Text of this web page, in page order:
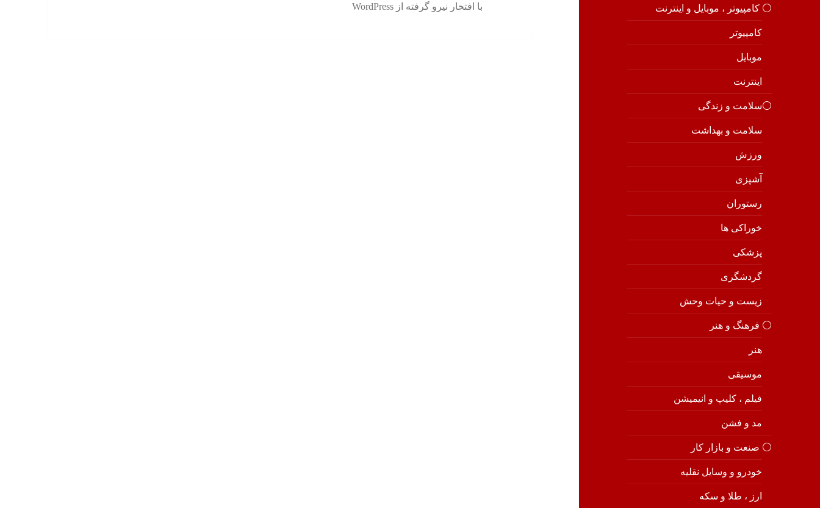
⚪️ کامپیوتر ، موبایل و اینترنت
کامپیوتر
موبایل
اینترنت
⚪️سلامت و زندگی
سلامت و بهداشت
ورزش
آشپزی
رستوران
خوراکی ها
پزشکی
گردشگری
زیست و حیات وحش
⚪️ فرهنگ و هنر
هنر
موسیقی
فیلم ، کلیپ و انیمیشن
مد و فشن
⚪️ صنعت و بازار کار
خودرو و وسایل نقلیه
ارز ، طلا و سکه
با افتخار نیرو گرفته از WordPress